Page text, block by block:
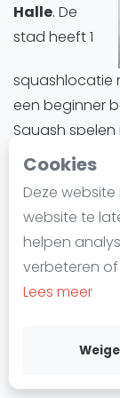
Cookies
Deze
website te
helpen
verbeteren
Lees meer
Laatste
SBN Eredivisie
Squash
Squash Den
Halle. De
stad heeft 1
squashlocatie
een beginner
Squash
reserveren.
Halle biedt
Alle
deze trend wil
verbeteren.
wedstrijden of
in de wereld